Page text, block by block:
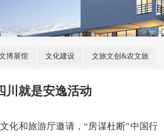
博展馆 文化建设 文旅文创&农文旅
川就是安逸活动
化和旅游厅邀请，“房谋杜断”中国行